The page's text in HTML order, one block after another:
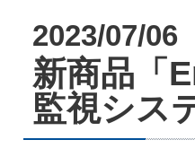
2023/07/06
新商品「
監視シス